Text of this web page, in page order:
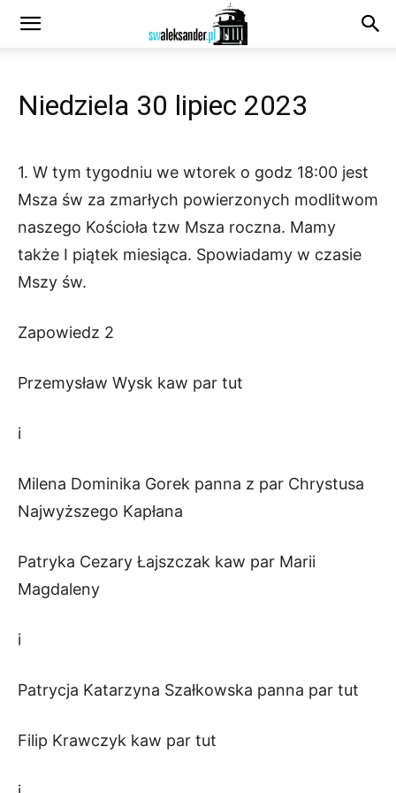
Niedziela 30 lipiec 2023
1. W tym tygodniu we wtorek o godz 18:00 jest
Msza św za zmarłych powierzonych modlitwom
naszego Kościoła tzw Msza roczna. Mamy
także I piątek miesiąca. Spowiadamy w czasie
Mszy św.
Zapowiedz 2
Przemysław Wysk kaw par tut
i
Milena Dominika Gorek panna z par Chrystusa
Najwyższego Kapłana
Patryka Cezary Łajszczak kaw par Marii
Magdaleny
i
Patrycja Katarzyna Szałkowska panna par tut
Filip Krawczyk kaw par tut